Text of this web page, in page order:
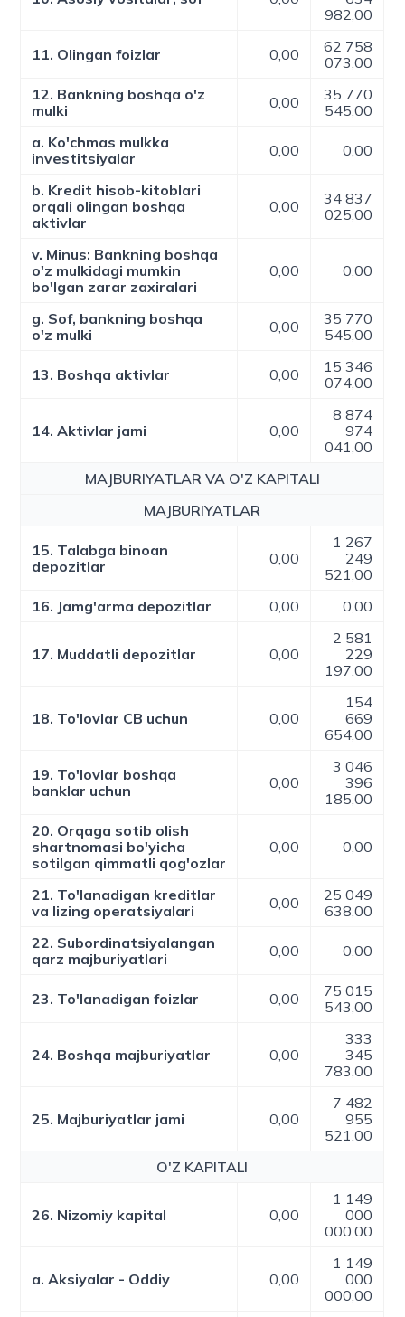
982,00
11. Olingan foizlar 0,00
62 758
073,00
12. Bankning boshqa o'z
mulki
0,00
35 770
545,00
a. Ko'chmas mulkka
investitsiyalar
0,00 0,00
b. Kredit hisob-kitoblari
orqali olingan boshqa
aktivlar
0,00
34 837
025,00
v. Minus: Bankning boshqa
o'z mulkidagi mumkin
bo'lgan zarar zaxiralari
0,00 0,00
g. Sof, bankning boshqa
o'z mulki
0,00
35 770
545,00
13. Boshqa aktivlar 0,00
15 346
074,00
14. Aktivlar jami 0,00
8 874
974
041,00
MAJBURIYATLAR VA O'Z KAPITALI
MAJBURIYATLAR
15. Talabga binoan
depozitlar
0,00
1 267
249
521,00
16. Jamg'arma depozitlar
0,00 0,00
17. Muddatli depozitlar 0,00
2 581
229
197,00
18. To'lovlar CB uchun 0,00
154
669
654,00
19. To'lovlar boshqa
banklar uchun
0,00
3 046
396
185,00
20. Orqaga sotib olish
shartnomasi bo'yicha
sotilgan qimmatli qog'ozlar
0,00 0,00
21. To'lanadigan kreditlar
va lizing operatsiyalari
0,00
25 049
638,00
22. Subordinatsiyalangan
qarz majburiyatlari
0,00 0,00
23. To'lanadigan foizlar 0,00
75 015
543,00
24. Boshqa majburiyatlar 0,00
333
345
783,00
25. Majburiyatlar jami 0,00
7 482
955
521,00
O'Z KAPITALI
26. Nizomiy kapital 0,00
1 149
000
000,00
a. Aksiyalar - Oddiy 0,00
1 149
000
000,00